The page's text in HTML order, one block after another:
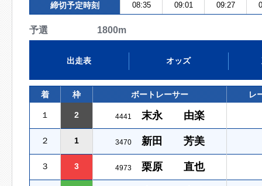
締切予定時刻 08:35 09:01 09:27
予選 1800m
出走表 オッズ
着 枠 ボートレーサー レ
１ 2 4441 末永 由楽
２ 1 3470 新田 芳美
３ 3 4973 栗原 直也